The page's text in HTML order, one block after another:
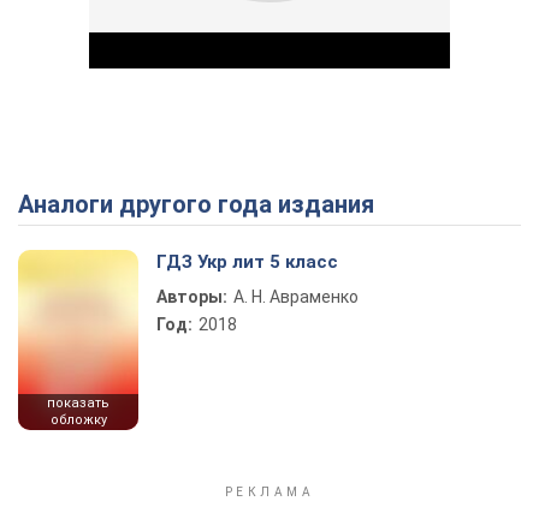
Play Video
Аналоги другого года издания
показать
обложку
ГДЗ Укр лит 5 класс
Авторы: А. Н. Авраменко
Год: 2018